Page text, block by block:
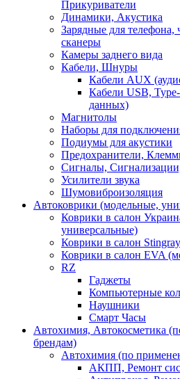
Прикуриватели
Динамики, Акустика
Зарядные для телефона,
сканеры
Камеры заднего вида
Кабели, Шнуры
Кабели AUX
Кабели USB, Type-
данных)
Магнитолы
Наборы для
Подиумы для акустики
Предохранители,
Сигналы,
Усилители звука
Шумовиброизоляция
Автоковрики (модельные,
Коврики в салон
универсальные)
Коврики в салон
Коврики в салон EVA
RZ
Гаджеты
Компьютерные
Наушники
Смарт Часы
Автохимия, Автокосметика
брендам)
Автохимия (по
АКПП, Ремонт